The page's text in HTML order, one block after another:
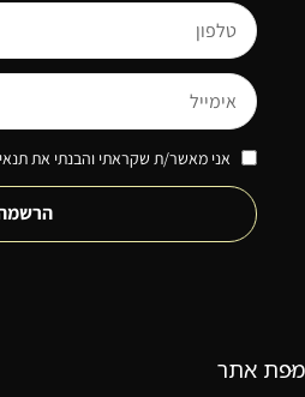
אני מאשר/ת שקראתי והבנתי את
מפת אתר